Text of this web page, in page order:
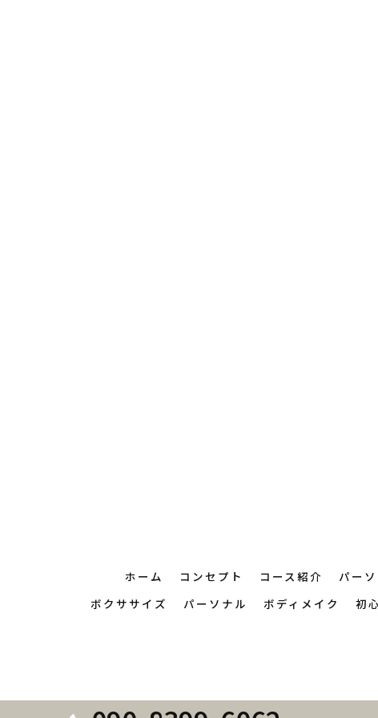
ホーム コンセプト コース紹介 パー
ボクササイズ
パーソナル ボディメイク 初